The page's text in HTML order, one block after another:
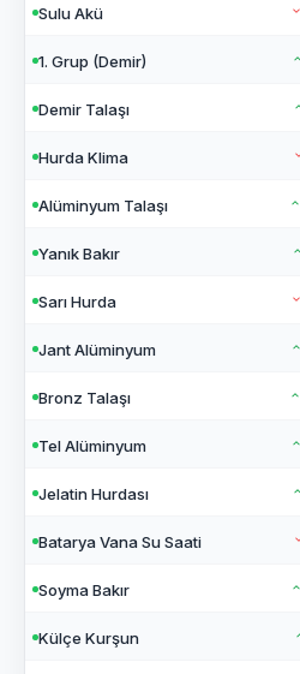
Sulu Akü
1. Grup (Demir)
Demir Talaşı
Hurda Klima
Alüminyum Talaşı
Yanık Bakır
Sarı Hurda
Jant Alüminyum
Bronz Talaşı
Tel Alüminyum
Jelatin Hurdası
Batarya Vana Su Saati
Soyma Bakır
Külçe Kurşun